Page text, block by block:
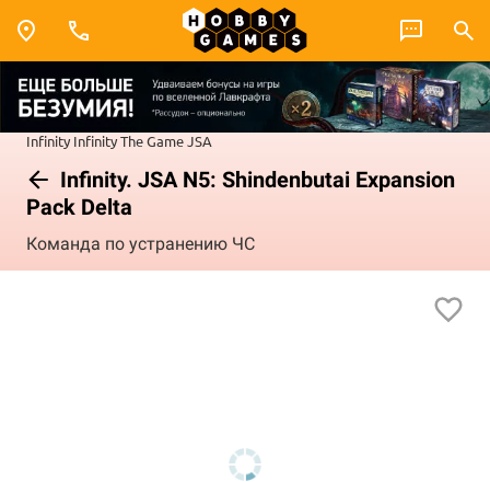
Infinity Infinity The GameJSA
Infinity. JSA N5: Shindenbutai Expansion
Pack Delta
Команда по устранению ЧС